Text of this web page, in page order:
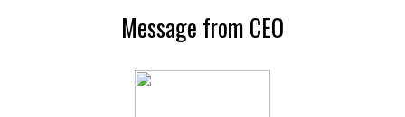
Message from CEO